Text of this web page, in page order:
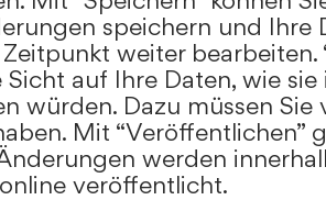
speichern und Ihre
weiter bearbeiten.
Sicht auf Ihre Daten, wie
würden. Dazu müssen Sie
Mit “Veröffentlichen”
werden
veröffentlicht.